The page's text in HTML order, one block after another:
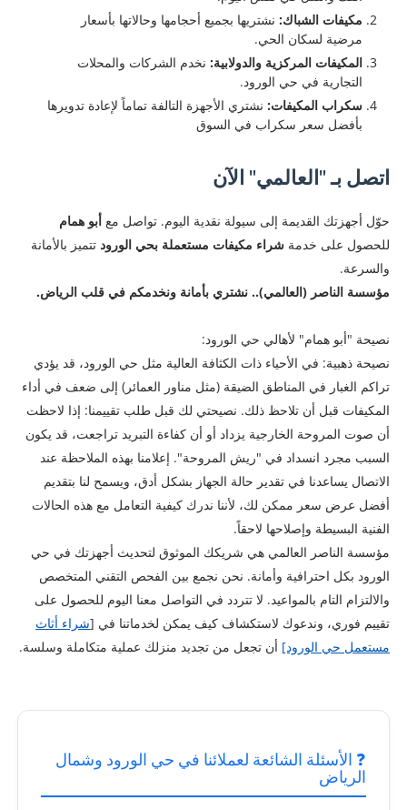
مكيفات الشباك:نشتريها بجميع أحجامها وحالاتها بأسعار
مرضية لسكان الحي.
المكيفات المركزية والدولابية:نخدم الشركات والمحلات
التجارية في حي الورود.
سكراب المكيفات:نشتري الأجهزة التالفة تماماً لإعادة تدويرها
بأفضل سعر سكراب في السوق
اتصل بـ "العالمي" الآن
​حوّل أجهزتك القديمة إلى سيولة نقدية اليوم. تواصل مع أبو همام
للحصول على خدمة شراء مكيفات مستعملة بحي الورودتتميز بالأمانة
والسرعة.
مؤسسة الناصر (العالمي).. نشتري بأمانة ونخدمكم في قلب الرياض.
نصيحة "أبو همام" لأهالي حي الورود:
​نصيحة ذهبية: في الأحياء ذات الكثافة العالية مثل حي الورود، قد يؤدي
تراكم الغبار في المناطق الضيقة (مثل مناور العمائر) إلى ضعف في أداء
المكيفات قبل أن تلاحظ ذلك. نصيحتي لك قبل طلب تقييمنا: إذا لاحظت
أن صوت المروحة الخارجية يزداد أو أن كفاءة التبريد تراجعت، قد يكون
السبب مجرد انسداد في "ريش المروحة". إعلامنا بهذه الملاحظة عند
الاتصال يساعدنا في تقدير حالة الجهاز بشكل أدق، ويسمح لنا بتقديم
أفضل عرض سعر ممكن لك، لأننا ندرك كيفية التعامل مع هذه الحالات
الفنية البسيطة وإصلاحها لاحقاً.
مؤسسة الناصر العالمي هي شريكك الموثوق لتحديث أجهزتك في حي
الورود بكل احترافية وأمانة. نحن نجمع بين الفحص التقني المتخصص
والالتزام التام بالمواعيد. لا تتردد في التواصل معنا اليوم للحصول على
تقييم فوري، وندعوك لاستكشاف كيف يمكن لخدماتنا في [شراء أثاث
مستعمل حي الورود] أن تجعل من تجديد منزلك عملية متكاملة وسلسة.
❓ الأسئلة الشائعة لعملائنا في حي الورود وشمال
الرياض